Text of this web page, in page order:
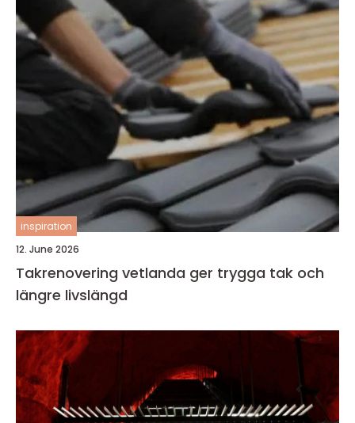
inspiration
12. June 2026
Takrenovering vetlanda ger trygga tak och
längre livslängd